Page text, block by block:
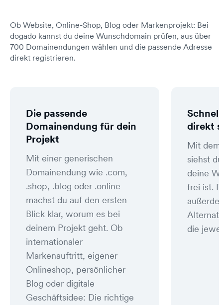
Ob Website, Online-Shop, Blog oder Markenprojekt: Bei
dogado kannst du deine Wunschdomain prüfen, aus über
700 Domainendungen wählen und die passende Adresse
direkt registrieren.
Die passende
Domainendung für dein
Projekt
Mit einer generischen
Domainendung wie .com,
.shop, .blog oder .online
machst du auf den ersten
Blick klar, worum es bei
deinem Projekt geht. Ob
internationaler
Markenauftritt, eigener
Onlineshop, persönlicher
Blog oder digitale
Geschäftsidee: Die richtige
direkt
Mit dem
siehst
deine
frei ist.
die